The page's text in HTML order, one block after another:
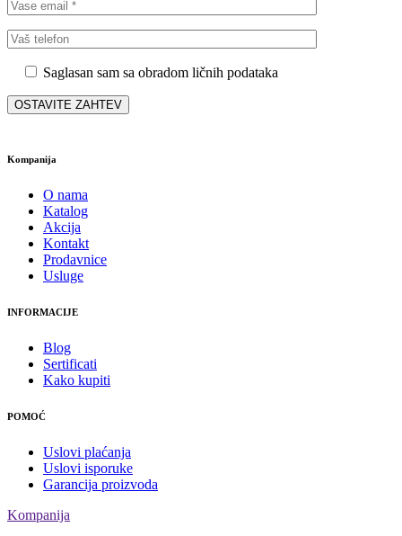
Saglasan sam sa obradom ličnih podataka
Kompanija
O nama
Katalog
Akcija
Kontakt
Prodavnice
Usluge
INFORMACIJE
Blog
Sertificati
Kako kupiti
POMOĆ
Uslovi plaćanja
Uslovi isporuke
Garancija proizvoda
Kompanija